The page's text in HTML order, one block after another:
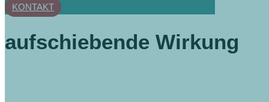
KONTAKT
aufschiebende Wirkung